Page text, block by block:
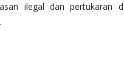
ilegal dan pertukaran